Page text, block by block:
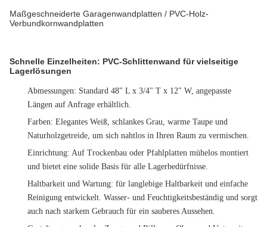
Maßgeschneiderte Garagenwandplatten / PVC-Holz-
Verbundkornwandplatten
Schnelle Einzelheiten: PVC-Schlittenwand für vielseitige
Lagerlösungen
Abmessungen: Standard 48" L x 3/4" T x 12" W, angepasste
Längen auf Anfrage erhältlich.
Farben: Elegantes Weiß, schlankes Grau, warme Taupe und
Naturholzgetreide, um sich nahtlos in Ihren Raum zu vermischen.
Einrichtung: Auf Trockenbau oder Pfahlplatten mühelos montiert
und bietet eine solide Basis für alle Lagerbedürfnisse.
Haltbarkeit und Wartung: für langlebige Haltbarkeit und einfache
Reinigung entwickelt. Wasser- und Feuchtigkeitsbeständig und sorgt
auch nach starkem Gebrauch für ein sauberes Aussehen.